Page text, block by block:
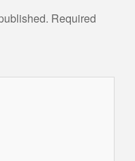
Required